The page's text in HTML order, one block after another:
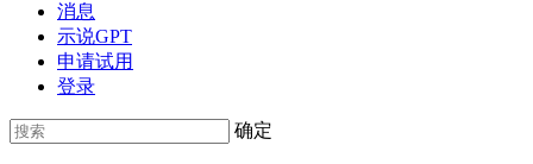
消息
示说GPT
申请试用
登录
确定